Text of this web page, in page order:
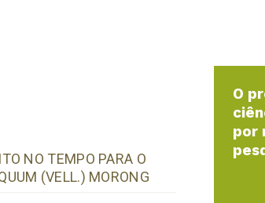
NO TEMPO PARA O
(VELL.) MORONG
O
por